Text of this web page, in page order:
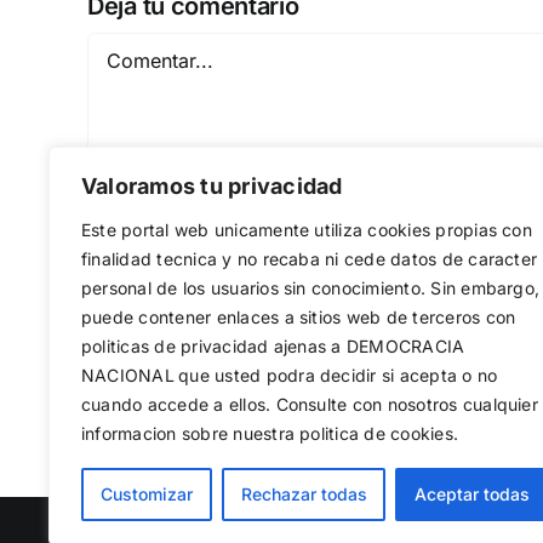
Valoramos tu privacidad
Este portal web unicamente utiliza cookies propias con
finalidad tecnica y no recaba ni cede datos de caracter
personal de los usuarios sin conocimiento. Sin embargo,
puede contener enlaces a sitios web de terceros con
politicas de privacidad ajenas a DEMOCRACIA
NACIONAL que usted podra decidir si acepta o no
cuando accede a ellos. Consulte con nosotros cualquier
informacion sobre nuestra politica de cookies.
Customizar Rechazar todas Aceptar todas
Deja tu comentario
Comentar
Guardar mi nombre, email y sitio web en
Utilizamos cookies propias y de
web, medir su uso y mejorar
rechazar las no necesarias o